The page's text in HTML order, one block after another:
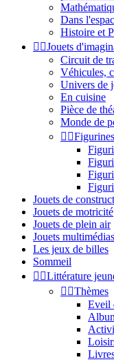
Dans
Histoire et
 Jouets
Circuit de
Véhicules,
Univers de
En cuisine
Pièce de
Monde de
 Figurines
Jouets de
Jouets de motricité
Jouets de plein air
Jouets multimédias
Les jeux de billes
Sommeil
 Littérature
 Thèmes
Eveil